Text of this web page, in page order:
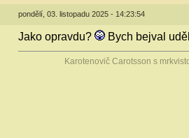
pondělí, 03. listopadu 2025 - 14:23:54
Jako opravdu? Bych bejval
Karotenovič Carotsson s